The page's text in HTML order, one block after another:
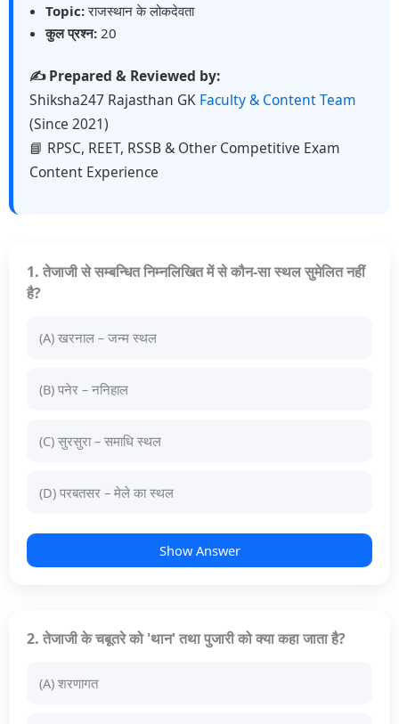
Topic:राजस्थान के लोकदेवता
कुल प्रश्न: 20
✍️ Prepared & Reviewed by:
Shiksha247 Rajasthan GK Faculty & Content Team
(Since 2021)
📘 RPSC, REET, RSSB & Other Competitive Exam
Content Experience
1. तेजाजी से सम्बन्धित निम्नलिखित में से कौन-सा स्थल सुमेलित नहीं
है?
(A) खरनाल – जन्म स्थल
(B) पनेर – ननिहाल
(C) सुरसुरा – समाधि स्थल
(D) परबतसर – मेले का स्थल
Show Answer
2. तेजाजी के चबूतरे को 'थान' तथा पुजारी को क्या कहा जाता है?
(A) शरणागत